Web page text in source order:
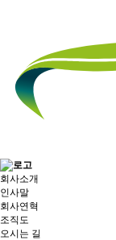
회사소개
인사말
회사연혁
조직도
오시는 길